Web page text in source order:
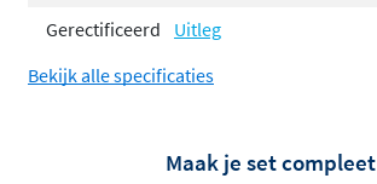
Gerectificeerd
Uitleg
Bekijk alle specificaties
Maak je set compleet